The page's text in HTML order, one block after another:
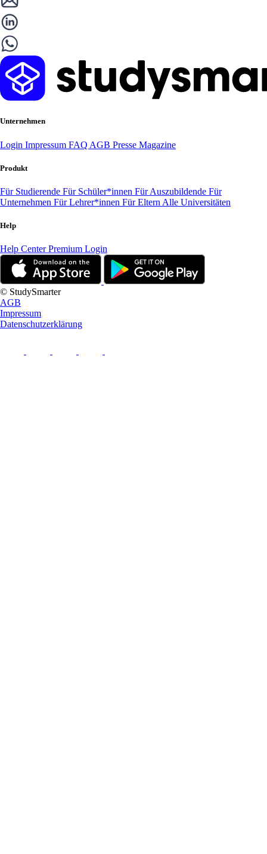
Unternehmen
Login Impressum FAQ AGB Presse Magazine
Produkt
Für Studierende Für Schüler*innen Für Auszubildende Für
Unternehmen Für Lehrer*innen Für Eltern Alle Universitäten
Help
Help CenterPremium Login
© StudySmarter
AGB
Impressum
Datenschutzerklärung